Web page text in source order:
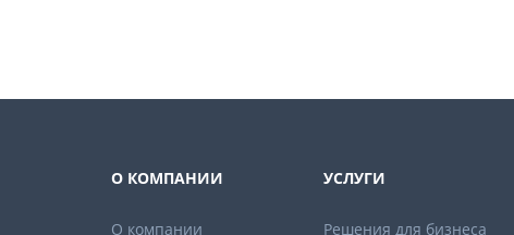
О КОМПАНИИ
О компании
УСЛУГИ
Решения для бизнеса